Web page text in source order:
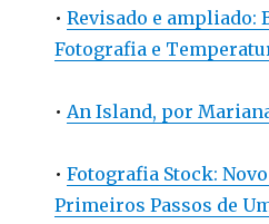
•Revisado e ampliado:
Fotografia e
•An Island, por
•Fotografia Stock:
Primeiros Passos de